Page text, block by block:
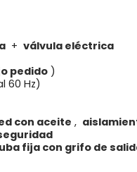
+ válvula eléctrica
pedido )
60 Hz)
con aceite ,
fija con grifo de